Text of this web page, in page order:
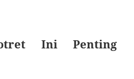
Ini Penting